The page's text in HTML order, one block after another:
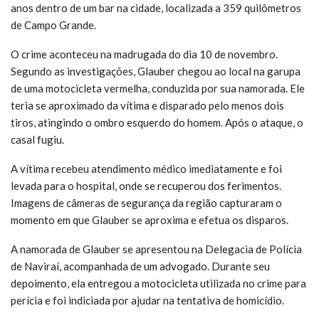
anos dentro de um bar na cidade, localizada a 359 quilômetros
de Campo Grande.
O crime aconteceu na madrugada do dia 10 de novembro.
Segundo as investigações, Glauber chegou ao local na garupa
de uma motocicleta vermelha, conduzida por sua namorada. Ele
teria se aproximado da vítima e disparado pelo menos dois
tiros, atingindo o ombro esquerdo do homem. Após o ataque, o
casal fugiu.
A vítima recebeu atendimento médico imediatamente e foi
levada para o hospital, onde se recuperou dos ferimentos.
Imagens de câmeras de segurança da região capturaram o
momento em que Glauber se aproxima e efetua os disparos.
A namorada de Glauber se apresentou na Delegacia de Polícia
de Naviraí, acompanhada de um advogado. Durante seu
depoimento, ela entregou a motocicleta utilizada no crime para
perícia e foi indiciada por ajudar na tentativa de homicídio.